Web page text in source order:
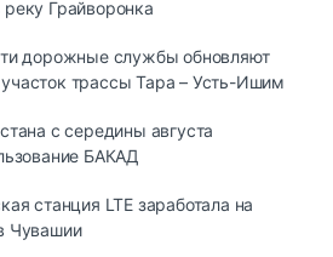
Грайворонка
дорожные службы обновляют
трассы Тара – Усть-Ишим
с середины августа
БАКАД
станция LTE заработала на
Чувашии